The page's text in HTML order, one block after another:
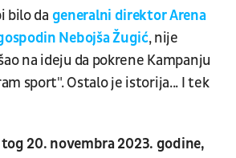
bilo da generalni direktor Arena
Nebojša Žugić, nije
na ideju da pokrene Kampanju
sport". Ostalo je istorija... I tek
20. novembra 2023. godine,